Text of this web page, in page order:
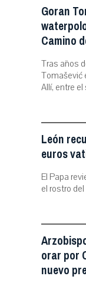
Goran
Camino
Tras años
Tomašević
Allí, entre
León
euros
El Papa
el rostro
orar por
nuevo